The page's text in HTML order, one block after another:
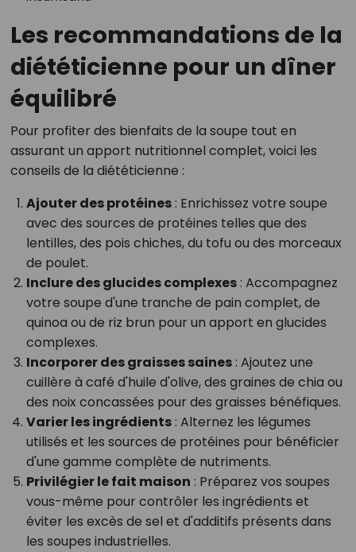
Les recommandations de la
diététicienne pour un dîner
équilibré
Pour profiter des bienfaits de la soupe tout en
assurant un apport nutritionnel complet, voici les
conseils de la diététicienne :
Ajouter des protéines: Enrichissez votre soupe
avec des sources de protéines telles que des
lentilles, des pois chiches, du tofu ou des morceaux
de poulet.
Inclure des glucides complexes: Accompagnez
votre soupe d'une tranche de pain complet, de
quinoa ou de riz brun pour un apport en glucides
complexes.
Incorporer des graisses saines: Ajoutez une
cuillère à café d'huile d'olive, des graines de chia ou
des noix concassées pour des graisses bénéfiques.
Varier les ingrédients: Alternez les légumes
utilisés et les sources de protéines pour bénéficier
d'une gamme complète de nutriments.
Privilégier le fait maison : Préparez vos soupes
vous-même pour contrôler les ingrédients et
éviter les excès de sel et d'additifs présents dans
les soupes industrielles.